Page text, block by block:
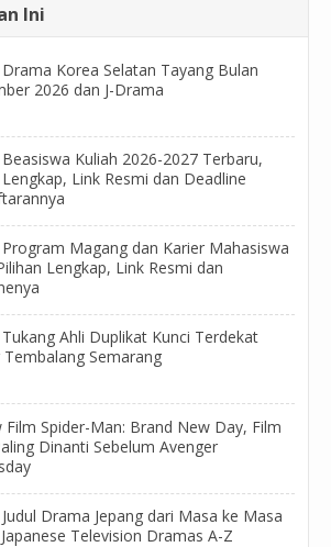
Ini
Korea Selatan Tayang Bulan
2026 dan J-Drama
Kuliah 2026-2027 Terbaru,
Link Resmi dan Deadline
Magang dan Karier Mahasiswa
Lengkap, Link Resmi dan
Ahli Duplikat Kunci Terdekat
Tembalang Semarang
Film Spider-Man: Brand New Day, Film
Dinanti Sebelum Avenger
Drama Jepang dari Masa ke Masa
Television Dramas A-Z